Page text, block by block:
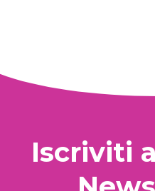
Iscriviti